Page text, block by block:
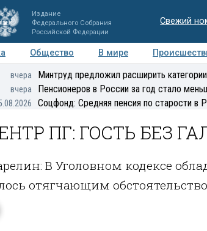
Издание
Федерального Собрания
Российской Федерации
Свежий
Общество В мире
Мнения Регионы Медиацентр
вчера Минтруд предложил расширить
вчера Пенсионеров в России за год стало
Соцфонд: Средняя пенсия по старости в
ПГ: ГОСТЬ БЕЗ
В Уголовном кодексе
отягчающим